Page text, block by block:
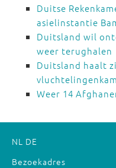
Duitse
asielinstantie
Duitsland wil
weer terughalen
Duitsland haalt
Weer 14
NL DE
Bezoekadres